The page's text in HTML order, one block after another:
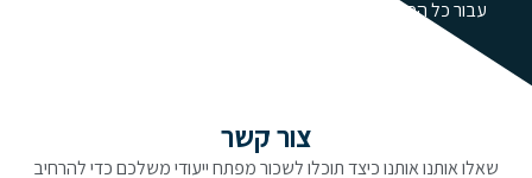
עבור כל הפרויקטים שלכם, או לבקש מאיתנו להשתמש בהעדפות
צור קשר
שאלו אותנו אותנו כיצד תוכלו לשכור מפתח ייעודי משלכם כדי להרחיב